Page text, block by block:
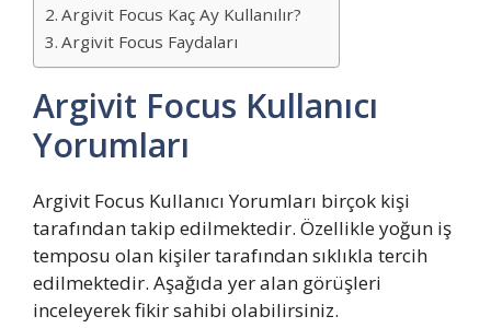
Argivit Focus Kaç Ay Kullanılır?
Argivit Focus Faydaları
Argivit Focus Kullanıcı
Yorumları
Argivit Focus Kullanıcı Yorumları birçok kişi
tarafından takip edilmektedir. Özellikle yoğun iş
temposu olan kişiler tarafından sıklıkla tercih
edilmektedir. Aşağıda yer alan görüşleri
inceleyerek fikir sahibi olabilirsiniz.